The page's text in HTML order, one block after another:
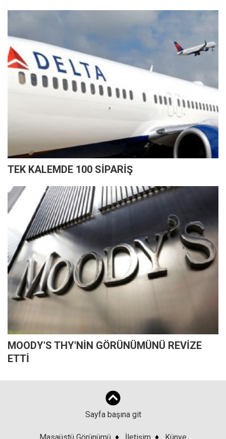
TEK KALEMDE 100 SİPARİŞ
MOODY'S THY'NİN GÖRÜNÜMÜNÜ REVİZE
ETTİ
Sayfa başına git
Masaüstü Görünümü ♦ İletişim ♦ Künye